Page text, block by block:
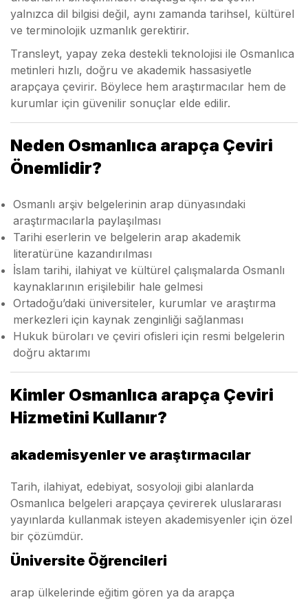
yalnızca dil bilgisi değil, aynı zamanda tarihsel, kültürel
ve terminolojik uzmanlık gerektirir.
Transleyt, yapay zeka destekli teknolojisi ile Osmanlıca
metinleri hızlı, doğru ve akademik hassasiyetle
arapçaya çevirir. Böylece hem araştırmacılar hem de
kurumlar için güvenilir sonuçlar elde edilir.
Neden Osmanlıca arapça Çeviri
Önemlidir?
Osmanlı arşiv belgelerinin arap dünyasındaki
araştırmacılarla paylaşılması
Tarihi eserlerin ve belgelerin arap akademik
literatürüne kazandırılması
İslam tarihi, ilahiyat ve kültürel çalışmalarda Osmanlı
kaynaklarının erişilebilir hale gelmesi
Ortadoğu’daki üniversiteler, kurumlar ve araştırma
merkezleri için kaynak zenginliği sağlanması
Hukuk büroları ve çeviri ofisleri için resmi belgelerin
doğru aktarımı
Kimler Osmanlıca arapça Çeviri
Hizmetini Kullanır?
akademisyenler ve araştırmacılar
Tarih, ilahiyat, edebiyat, sosyoloji gibi alanlarda
Osmanlıca belgeleri arapçaya çevirerek uluslararası
yayınlarda kullanmak isteyen akademisyenler için özel
bir çözümdür.
Üniversite Öğrencileri
arap ülkelerinde eğitim gören ya da arapça